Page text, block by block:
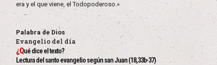
era y el que viene, el Todopoderoso.»
Palabra de Dios
Evangelio del día
¿Qué dice el texto?
Lectura del santo evangelio según san Juan (18,33b-37)